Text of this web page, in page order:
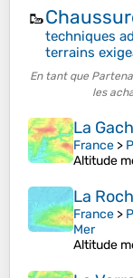
🥾
techniques
terrains
En tant que
les
La
France >
Altitude
La
France >
Mer
Altitude